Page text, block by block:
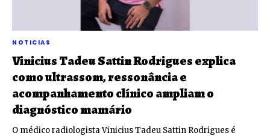
NOTICIAS
Vinicius Tadeu Sattin Rodrigues explica
como ultrassom, ressonância e
acompanhamento clínico ampliam o
diagnóstico mamário
O médico radiologista Vinicius Tadeu Sattin Rodrigues é